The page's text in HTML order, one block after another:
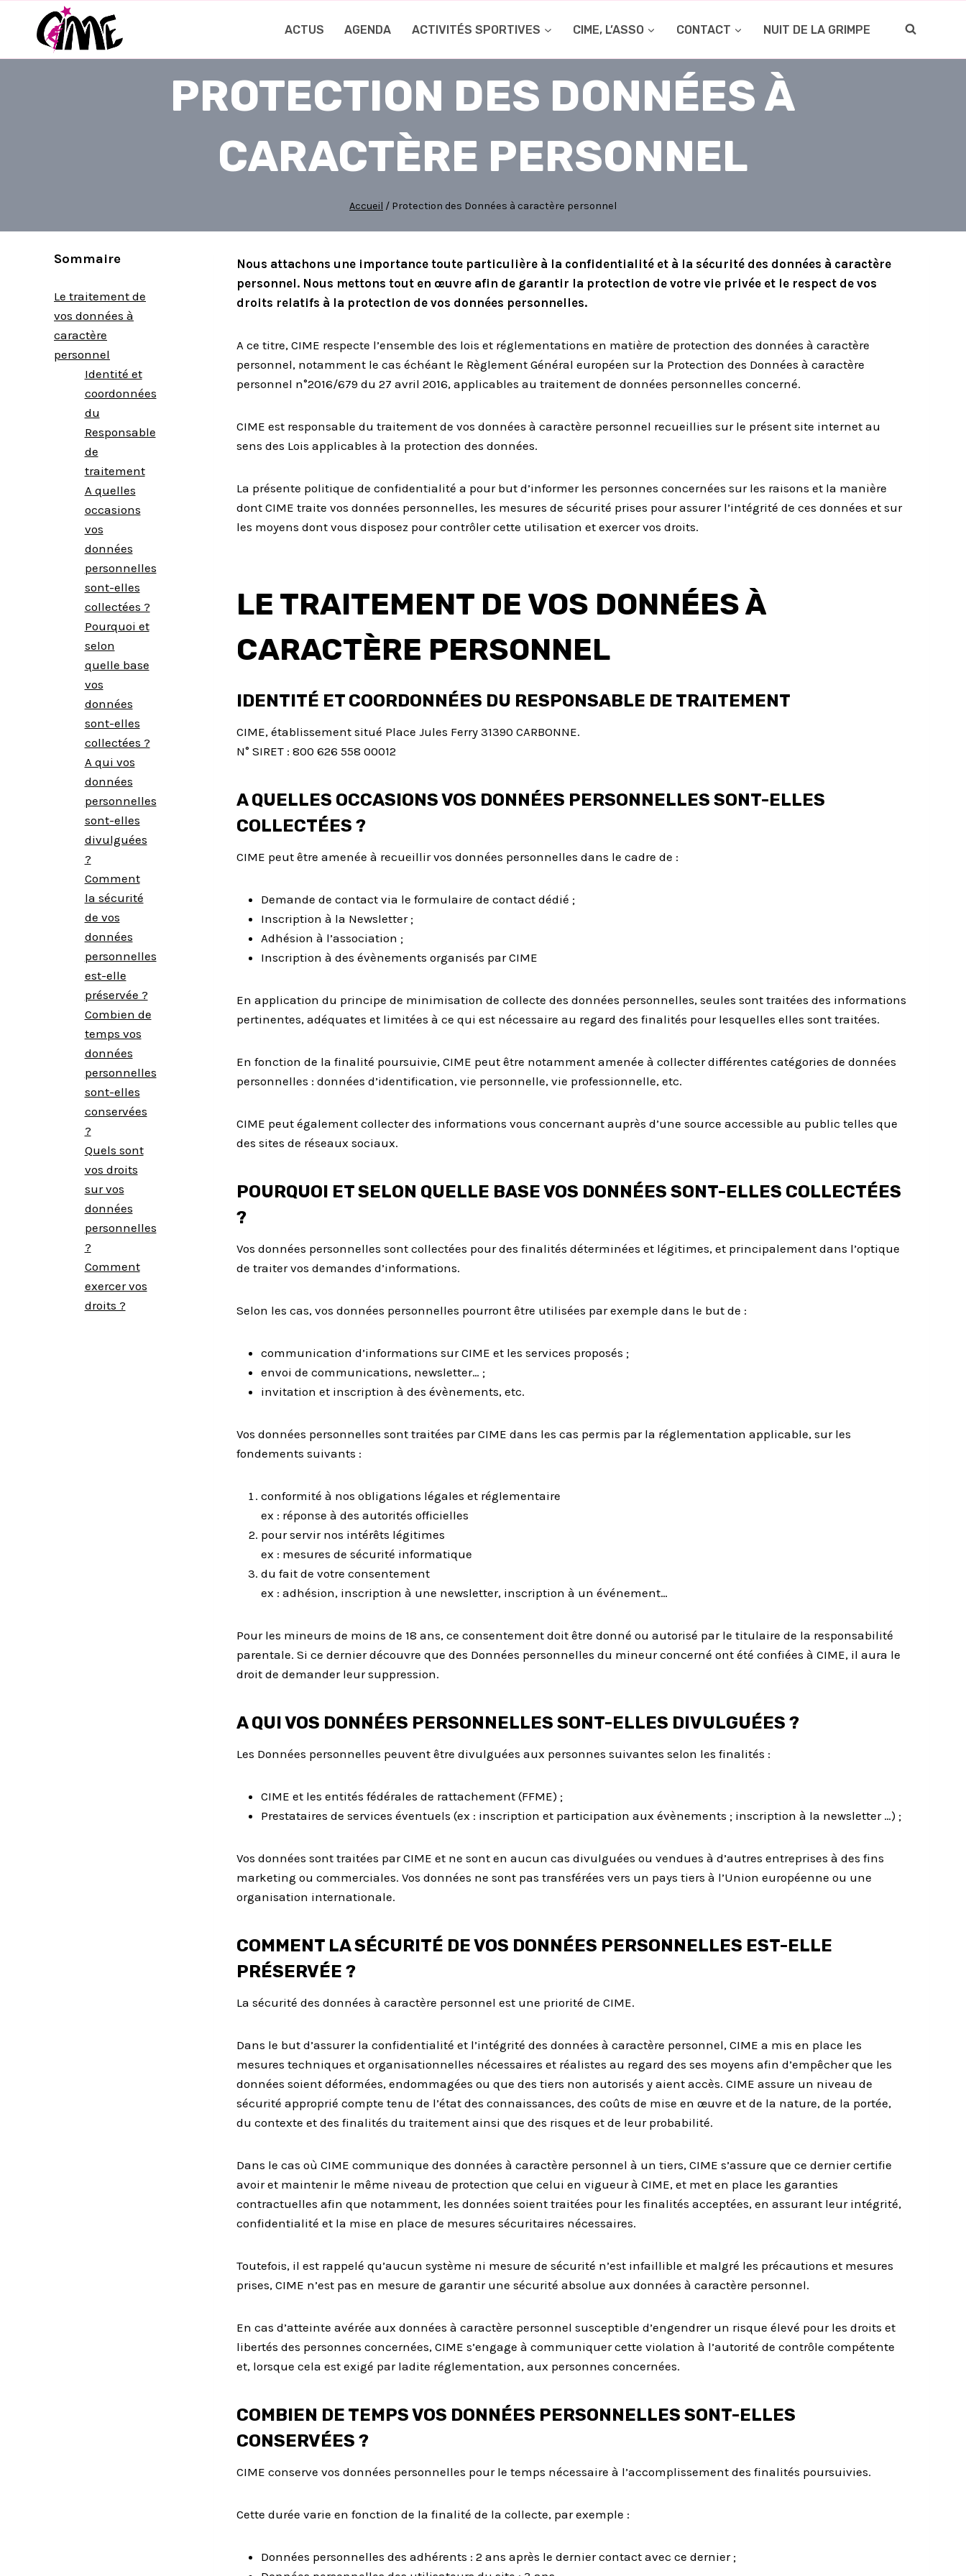
contenu
ACTUS AGENDA ACTIVITÉS SPORTIVES CIME, L’ASSO CONTACT NUIT DE LA GRIMPE
PROTECTION DES DONNÉES À
CARACTÈRE PERSONNEL
Accueil / Protection des Données à caractère personnel
Nous attachons une importance toute particulière à la confidentialité et à la sécurité des données à caractère
personnel. Nous mettons tout en œuvre afin de garantir la protection de votre vie privée et le respect de vos
droits relatifs à la protection de vos données personnelles.
A ce titre, CIME respecte l’ensemble des lois et réglementations en matière de protection des données à caractère
personnel, notamment le cas échéant le Règlement Général européen sur la Protection des Données à caractère
personnel n°2016/679 du 27 avril 2016, applicables au traitement de données personnelles concerné.
CIME est responsable du traitement de vos données à caractère personnel recueillies sur le présent site internet au
sens des Lois applicables à la protection des données.
La présente politique de confidentialité a pour but d’informer les personnes concernées sur les raisons et la manière
dont CIME traite vos données personnelles, les mesures de sécurité prises pour assurer l’intégrité de ces données et sur
les moyens dont vous disposez pour contrôler cette utilisation et exercer vos droits.
LE TRAITEMENT DE VOS DONNÉES À
CARACTÈRE PERSONNEL
IDENTITÉ ET COORDONNÉES DU RESPONSABLE DE TRAITEMENT
CIME, établissement situé Place Jules Ferry 31390 CARBONNE.
N° SIRET : 800 626 558 00012
A QUELLES OCCASIONS VOS DONNÉES PERSONNELLES SONT-ELLES
COLLECTÉES ?
CIME peut être amenée à recueillir vos données personnelles dans le cadre de :
Demande de contact via le formulaire de contact dédié ;
Inscription à la Newsletter ;
Adhésion à l’association ;
Inscription à des évènements organisés par CIME
En application du principe de minimisation de collecte des données personnelles, seules sont traitées des informations
pertinentes, adéquates et limitées à ce qui est nécessaire au regard des finalités pour lesquelles elles sont traitées.
En fonction de la finalité poursuivie, CIME peut être notamment amenée à collecter différentes catégories de données
personnelles : données d’identification, vie personnelle, vie professionnelle, etc.
CIME peut également collecter des informations vous concernant auprès d’une source accessible au public telles que
des sites de réseaux sociaux.
POURQUOI ET SELON QUELLE BASE VOS DONNÉES SONT-ELLES COLLECTÉES
?
Vos données personnelles sont collectées pour des finalités déterminées et légitimes, et principalement dans l’optique
de traiter vos demandes d’informations.
Selon les cas, vos données personnelles pourront être utilisées par exemple dans le but de :
communication d’informations sur CIME et les services proposés ;
envoi de communications, newsletter… ;
invitation et inscription à des évènements, etc.
Vos données personnelles sont traitées par CIME dans les cas permis par la réglementation applicable, sur les
fondements suivants :
conformité à nos obligations légales et réglementaire
ex : réponse à des autorités officielles
pour servir nos intérêts légitimes
ex : mesures de sécurité informatique
du fait de votre consentement
ex : adhésion, inscription à une newsletter, inscription à un événement…
Pour les mineurs de moins de 18 ans, ce consentement doit être donné ou autorisé par le titulaire de la responsabilité
parentale. Si ce dernier découvre que des Données personnelles du mineur concerné ont été confiées à CIME, il aura le
droit de demander leur suppression.
A QUI VOS DONNÉES PERSONNELLES SONT-ELLES DIVULGUÉES ?
Les Données personnelles peuvent être divulguées aux personnes suivantes selon les finalités :
CIME et les entités fédérales de rattachement (FFME) ;
Prestataires de services éventuels (ex : inscription et participation aux évènements ; inscription à la newsletter …) ;
Vos données sont traitées par CIME et ne sont en aucun cas divulguées ou vendues à d’autres entreprises à des fins
marketing ou commerciales. Vos données ne sont pas transférées vers un pays tiers à l’Union européenne ou une
organisation internationale.
COMMENT LA SÉCURITÉ DE VOS DONNÉES PERSONNELLES EST-ELLE
PRÉSERVÉE ?
La sécurité des données à caractère personnel est une priorité de CIME.
Dans le but d’assurer la confidentialité et l’intégrité des données à caractère personnel, CIME a mis en place les
mesures techniques et organisationnelles nécessaires et réalistes au regard des ses moyens afin d’empêcher que les
données soient déformées, endommagées ou que des tiers non autorisés y aient accès. CIME assure un niveau de
sécurité approprié compte tenu de l’état des connaissances, des coûts de mise en œuvre et de la nature, de la portée,
du contexte et des finalités du traitement ainsi que des risques et de leur probabilité.
Dans le cas où CIME communique des données à caractère personnel à un tiers, CIME s’assure que ce dernier certifie
avoir et maintenir le même niveau de protection que celui en vigueur à CIME, et met en place les garanties
contractuelles afin que notamment, les données soient traitées pour les finalités acceptées, en assurant leur intégrité,
confidentialité et la mise en place de mesures sécuritaires nécessaires.
Toutefois, il est rappelé qu’aucun système ni mesure de sécurité n’est infaillible et malgré les précautions et mesures
prises, CIME n’est pas en mesure de garantir une sécurité absolue aux données à caractère personnel.
En cas d’atteinte avérée aux données à caractère personnel susceptible d’engendrer un risque élevé pour les droits et
libertés des personnes concernées, CIME s’engage à communiquer cette violation à l’autorité de contrôle compétente
et, lorsque cela est exigé par ladite réglementation, aux personnes concernées.
COMBIEN DE TEMPS VOS DONNÉES PERSONNELLES SONT-ELLES
CONSERVÉES ?
CIME conserve vos données personnelles pour le temps nécessaire à l’accomplissement des finalités poursuivies.
Cette durée varie en fonction de la finalité de la collecte, par exemple :
Données personnelles des adhérents : 2 ans après le dernier contact avec ce dernier ;
Sommaire
Le traitement de
vos données à
caractère
personnel
Identité et
coordonnées
du
Responsable
de
traitement
A quelles
occasions
vos
données
personnelles
sont-elles
collectées ?
Pourquoi et
selon
quelle base
vos
données
sont-elles
collectées ?
A qui vos
données
personnelles
sont-elles
divulguées
?
Comment
la sécurité
de vos
données
personnelles
est-elle
préservée ?
Combien de
temps vos
données
personnelles
sont-elles
conservées
?
Quels sont
vos droits
sur vos
données
personnelles
?
Comment
exercer vos
droits ?